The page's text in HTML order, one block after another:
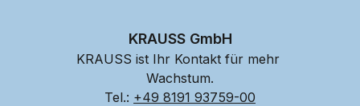
KRAUSS GmbH
KRAUSS ist Ihr Kontakt für mehr
Wachstum.
Tel.: +49 8191 93759-00